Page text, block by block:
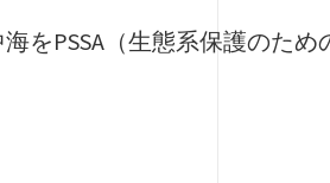
をPSSA（生態系保護のため